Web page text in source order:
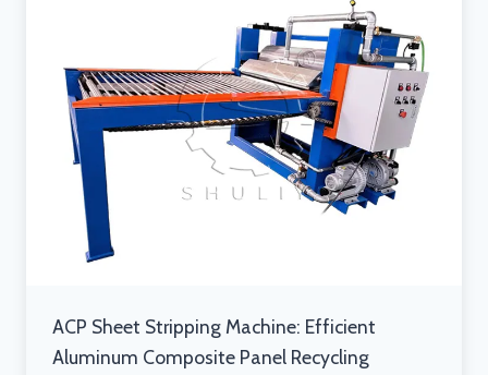
ACP Sheet Stripping Machine: Efficient
Aluminum Composite Panel Recycling